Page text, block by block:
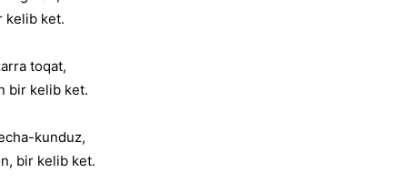
kelib ket.
toqat,
bir kelib ket.
kunduz,
bir kelib ket.